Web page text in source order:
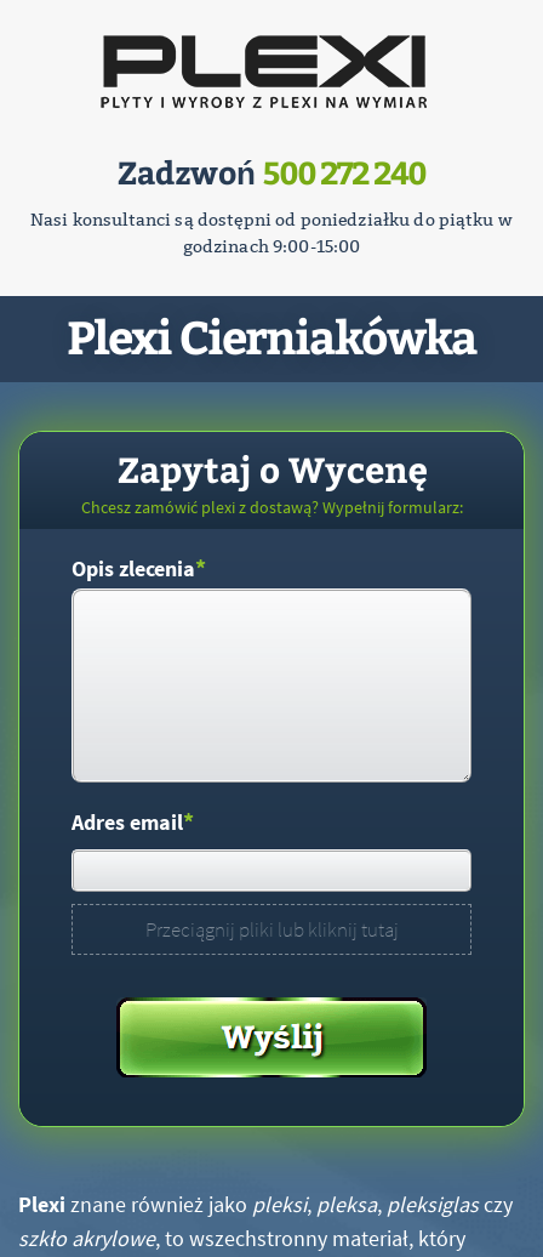
Zadzwoń 500 272 240
Nasi konsultanci są dostępni od poniedziałku do piątku w
godzinach 9:00-15:00
Plexi Cierniakówka
Zapytaj o Wycenę
Chcesz zamówić plexi z dostawą? Wypełnij formularz:
Opis zlecenia*
Adres email*
Przeciągnij pliki lub kliknij tutaj
Plexi znane również jako pleksi, pleksa, pleksiglasczy
szkło akrylowe, to wszechstronny materiał, który